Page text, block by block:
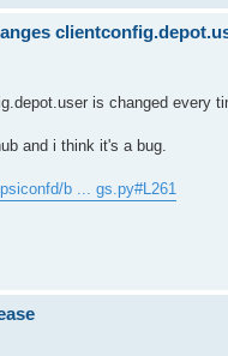
is changed every
and i think it's a bug.
b ... gs.py#L261